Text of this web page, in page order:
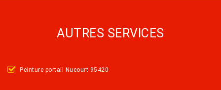
AUTRES SERVICES
Peinture portail Nucourt 95420